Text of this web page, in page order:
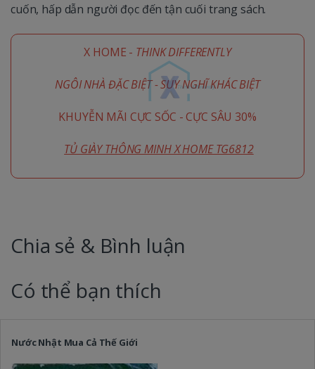
cuốn, hấp dẫn người đọc đến tận cuối trang sách.
X HOME - THINK DIFFERENTLY
NGÔI NHÀ ĐẶC BIỆT - SUY NGHĨ KHÁC BIỆT
KHUYỄN MÃI CỰC SỐC - CỰC SÂU 30%
TỦ GIÀY THÔNG MINH X HOME TG6812
Chia sẻ & Bình luận
Có thể bạn thích
Nước Nhật Mua Cả Thế Giới